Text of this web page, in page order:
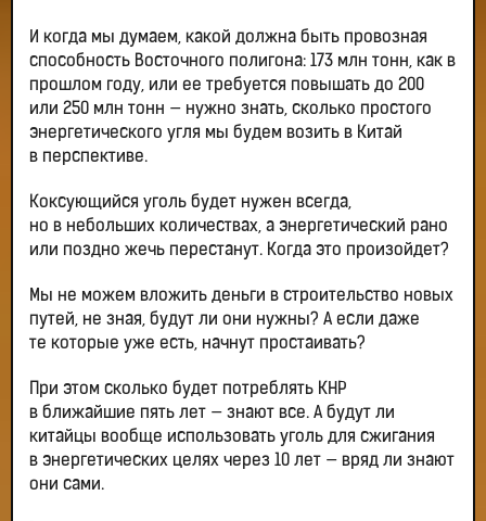
И когда мы думаем, какой должна быть провозная
способность Восточного полигона: 173 млн тонн, как в
прошлом году, или ее требуется повышать до 200
или 250 млн тонн — нужно знать, сколько простого
энергетического угля мы будем возить в Китай
в перспективе.
Коксующийся уголь будет нужен всегда,
но в небольших количествах, а энергетический рано
или поздно жечь перестанут. Когда это произойдет?
Мы не можем вложить деньги в строительство новых
путей, не зная, будут ли они нужны? А если даже
те которые уже есть, начнут простаивать?
При этом сколько будет потреблять КНР
в ближайшие пять лет — знают все. А будут ли
китайцы вообще использовать уголь для сжигания
в энергетических целях через 10 лет — вряд ли знают
они сами.